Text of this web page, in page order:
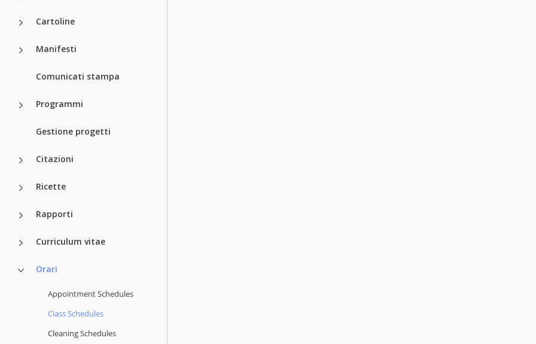
Cartoline
Manifesti
Comunicati stampa
Programmi
Gestione progetti
Citazioni
Ricette
Rapporti
Curriculum vitae
Orari
Appointment Schedules
Class Schedules
Cleaning Schedules